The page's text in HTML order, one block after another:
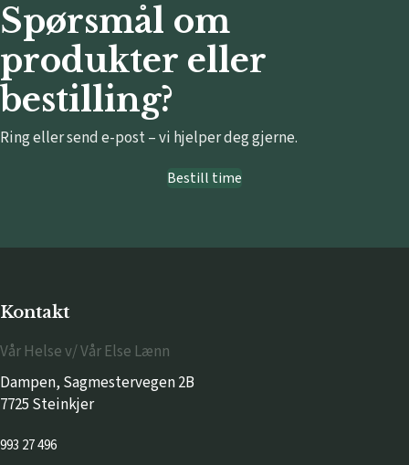
Spørsmål om
produkter eller
bestilling?
Ring eller send e-post – vi hjelper deg gjerne.
Bestill time
Kontakt
Vår Helse v/ Vår Else Lænn
Dampen, Sagmestervegen 2B
7725 Steinkjer
993 27 496